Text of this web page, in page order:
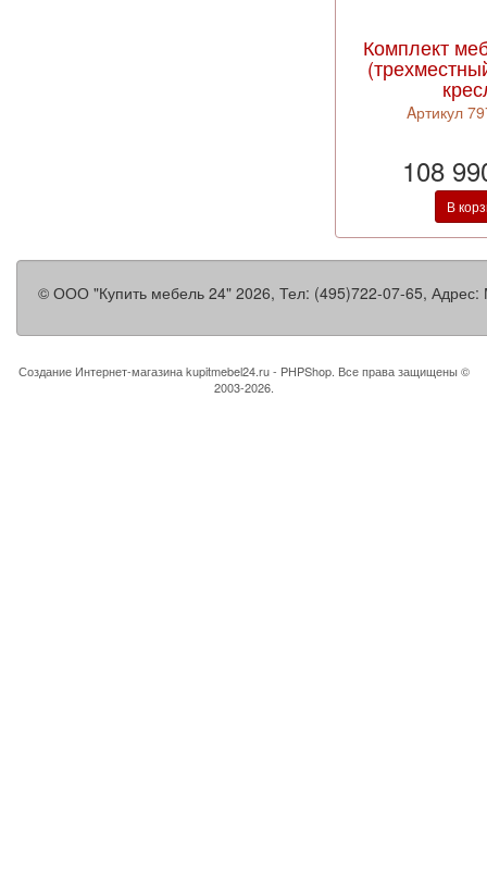
Комплект
Aртикул
108
В
© ООО "Купить мебель 24" 2026, Тел: (495)722-07-65, Адрес:
Создание Интернет-магазинаkupitmebel24.ru - PHPShop. Все права защищены ©
2003-2026.